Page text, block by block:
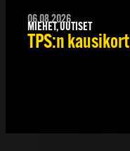
06.08.2026
MIEHET, UUTISET
TPS:n